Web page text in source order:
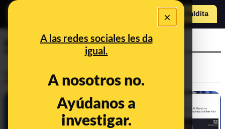
×
A las redes sociales les da
igual.
A nosotros no.
Ayúdanos a
investigar.
Hazte Maldita
extraterrestres
CONTEXTO